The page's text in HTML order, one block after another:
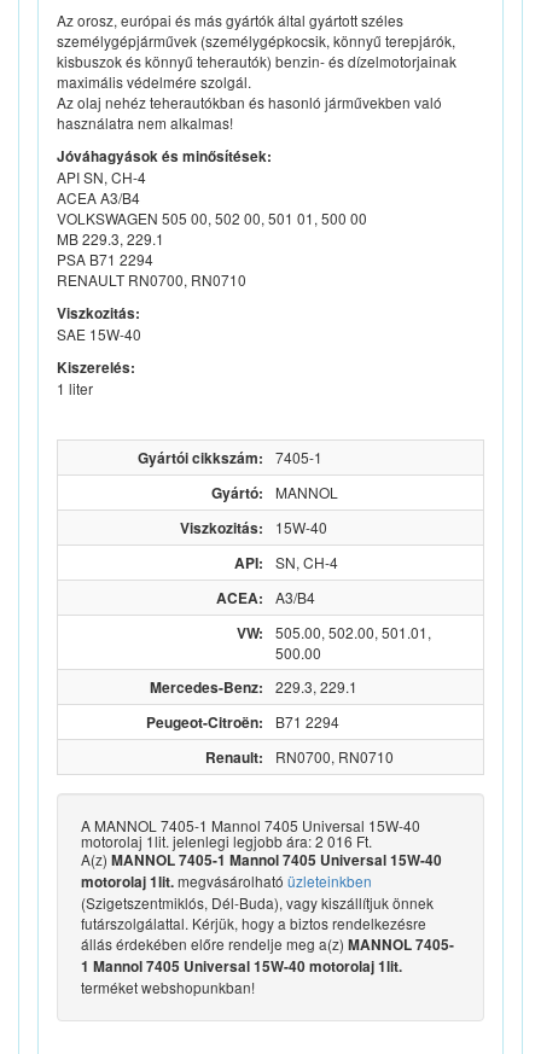
Az orosz, európai és más gyártók által gyártott széles
személygépjárművek (személygépkocsik, könnyű terepjárók,
kisbuszok és könnyű teherautók) benzin- és dízelmotorjainak
maximális védelmére szolgál.
Az olaj nehéz teherautókban és hasonló járművekben való
használatra nem alkalmas!
Jóváhagyások és minősítések:
API SN, CH-4
ACEA A3/B4
VOLKSWAGEN 505 00, 502 00, 501 01, 500 00
MB 229.3, 229.1
PSA B71 2294
RENAULT RN0700, RN0710
Viszkozitás:
SAE 15W-40
Kiszerelés:
1 liter
Gyártói cikkszám: 7405-1
Gyártó: MANNOL
Viszkozitás: 15W-40
API: SN, CH-4
ACEA: A3/B4
VW:
505.00, 502.00, 501.01,
500.00
Mercedes-Benz: 229.3, 229.1
Peugeot-Citroën: B71 2294
Renault: RN0700, RN0710
A MANNOL 7405-1 Mannol 7405 Universal 15W-40
motorolaj 1lit. jelenlegi legjobb ára: 2 016 Ft.
A(z) MANNOL 7405-1 Mannol 7405 Universal 15W-40
motorolaj 1lit.megvásárolható üzleteinkben
(Szigetszentmiklós, Dél-Buda), vagy kiszállítjuk önnek
futárszolgálattal. Kérjük, hogy a biztos rendelkezésre
állás érdekében előre rendelje meg a(z) MANNOL 7405-
1 Mannol 7405 Universal 15W-40 motorolaj 1lit.
terméket webshopunkban!